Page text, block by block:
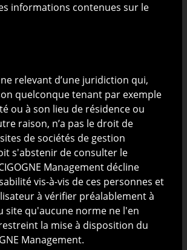
présentées sur ce site ont pour but
Management") et ses activités.
disponible sur ce site
publiées sur le site ne sont
offre de produits ou de services
à un appel public à l'épargne
activité de démarchage ou de
ou à la vente de valeurs
incitation ou d'un conseil en vue
investissement ou arbitrage de
par toute personne dans toute
laquelle une telle offre ou invitation
comme illégale ou dans laquelle la
informations contenues sur le
relevant d’une juridiction qui,
quelconque tenant par exemple
ou à son lieu de résidence ou
raison, n’a pas le droit de
de sociétés de gestion
s'abstenir de consulter le
Management décline
vis-à-vis de ces personnes et
à vérifier préalablement à
site qu'aucune norme ne l'en
la mise à disposition du
Management.